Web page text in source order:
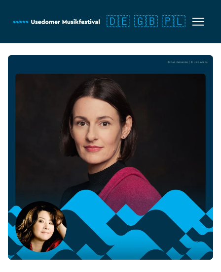
🇩🇪 🇬🇧 🇵🇱